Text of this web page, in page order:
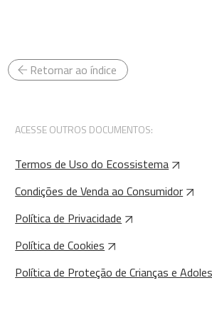
Retornar ao índice
ACESSE OUTROS DOCUMENTOS:
Termos de Uso do Ecossistema
Condições de Venda ao Consumidor
Política de Privacidade
Política de Cookies
Política de Proteção de Crianças e